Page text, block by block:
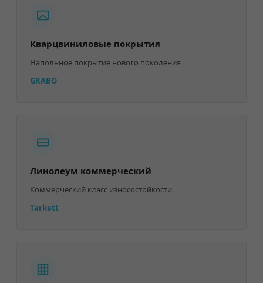
Кварцвиниловые покрытия
Напольное покрытие нового поколения
GRABO
Линолеум коммерческий
Коммерческий класс износостойкости
Tarkett